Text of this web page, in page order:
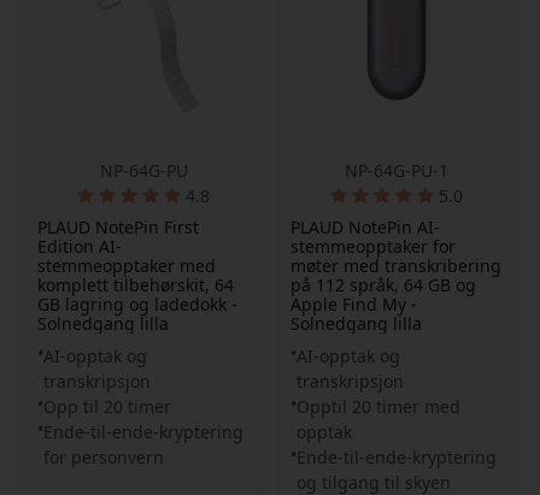
NP-64G-PU
4.8
PLAUD NotePin First
Edition AI-
stemmeopptaker med
komplett tilbehørskit, 64
GB lagring og ladedokk -
Solnedgang lilla
AI-opptak og
transkripsjon
Opp til 20 timer
Ende-til-ende-kryptering
for personvern
NP-64G-PU-1
5.0
PLAUD NotePin AI-
stemmeopptaker for
møter med transkribering
på 112 språk, 64 GB og
Apple Find My -
Solnedgang lilla
AI-opptak og
transkripsjon
Opptil 20 timer med
opptak
Ende-til-ende-kryptering
og tilgang til skyen